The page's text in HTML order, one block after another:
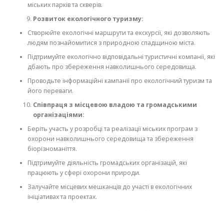
міських парків та скверів.
Розвиток екологічного туризму:
Створюйте екологічні маршрути та екскурсії, які дозволяють
людям познайомитися з природною спадщиною міста.
Підтримуйте екологічно відповідальні туристичні компанії, які
дбають про збереження навколишнього середовища.
Проводьте інформаційні кампанії про екологічний туризм та
його переваги.
Співпраця з місцевою владою та громадськими
організаціями:
Беріть участь у розробці та реалізації міських програм з
охорони навколишнього середовища та збереження
біорізноманіття.
Підтримуйте діяльність громадських організацій, які
працюють у сфері охорони природи.
Залучайте місцевих мешканців до участі в екологічних
ініціативах та проектах.